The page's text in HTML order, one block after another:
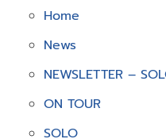
Home
News
NEWSLETTER –
ON TOUR
SOLO